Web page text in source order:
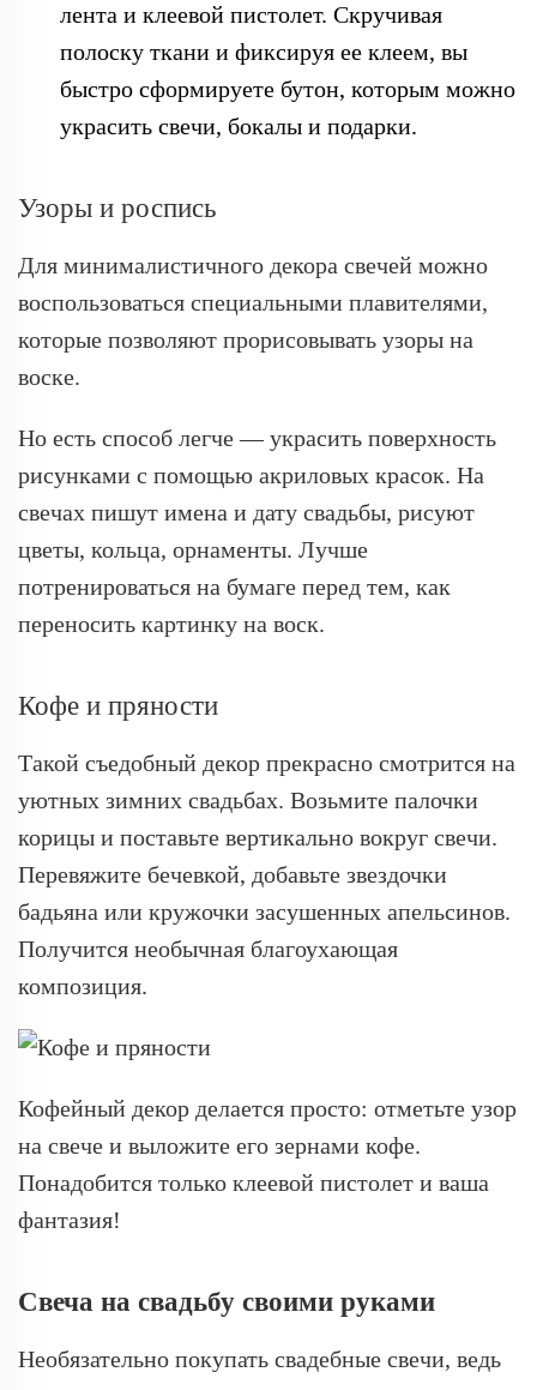
лента и клеевой пистолет. Скручивая
полоску ткани и фиксируя ее клеем, вы
быстро сформируете бутон, которым можно
украсить свечи, бокалы и подарки.
Узоры и роспись
Для минималистичного декора свечей можно
воспользоваться специальными плавителями,
которые позволяют прорисовывать узоры на
воске.
Но есть способ легче — украсить поверхность
рисунками с помощью акриловых красок. На
свечах пишут имена и дату свадьбы, рисуют
цветы, кольца, орнаменты. Лучше
потренироваться на бумаге перед тем, как
переносить картинку на воск.
Кофе и пряности
Такой съедобный декор прекрасно смотрится на
уютных зимних свадьбах. Возьмите палочки
корицы и поставьте вертикально вокруг свечи.
Перевяжите бечевкой, добавьте звездочки
бадьяна или кружочки засушенных апельсинов.
Получится необычная благоухающая
композиция.
Кофейный декор делается просто: отметьте узор
на свече и выложите его зернами кофе.
Понадобится только клеевой пистолет и ваша
фантазия!
Свеча на свадьбу своими руками
Необязательно покупать свадебные свечи, ведь